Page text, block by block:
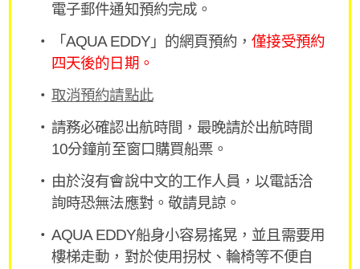
電子郵件通知預約完成。
「AQUA EDDY」的網頁預約，僅接受預約
四天後的日期。
取消預約請點此
請務必確認出航時間，最晚請於出航時間
10分鐘前至窗口購買船票。
由於沒有會說中文的工作人員，以電話洽
詢時恐無法應對。敬請見諒。
AQUA EDDY船身小容易搖晃，並且需要用
樓梯走動，對於使用拐杖、輪椅等不便自